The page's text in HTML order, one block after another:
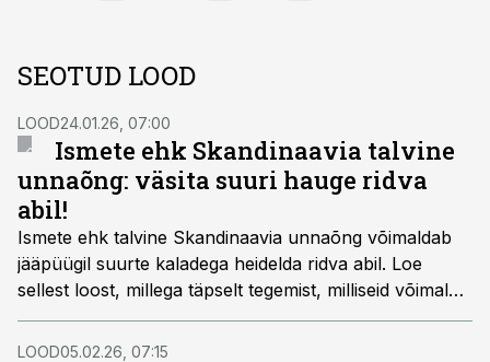
SEOTUD LOOD
LOOD24.01.26, 07:00
Ismete ehk Skandinaavia talvine
unnaõng: väsita suuri hauge ridva
abil!
Ismete ehk talvine Skandinaavia unnaõng võimaldab
jääpüügil suurte kaladega heidelda ridva abil. Loe
sellest loost, millega täpselt tegemist, milliseid võimalusi
see kalamehele pakub ning kuidas sellega püütakse.
LOOD05.02.26, 07:15